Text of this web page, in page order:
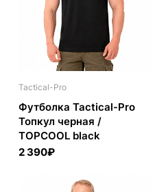
Tactical-Pro
Футболка Tactical-Pro
Топкул черная /
TOPCOOL black
2 390₽